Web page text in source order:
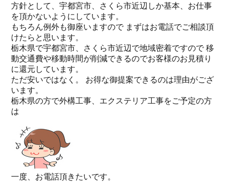
方針として、宇都宮市、さくら市近辺しか基本、お仕事
を頂かないようにしています。
もちろん例外も御座いますので まずはお電話でご相談頂
けたらと思います。
栃木県で宇都宮市、さくら市近辺で地域密着ですので 移
動交通費や移動時間が削減できるのでお客様のお見積り
に還元しています。
ただ安いではなく。 お得な御提案できるのは理由がござ
います。
栃木県の方で外構工事、エクステリア工事をご予定の方
は
一度、お電話頂きたいです。